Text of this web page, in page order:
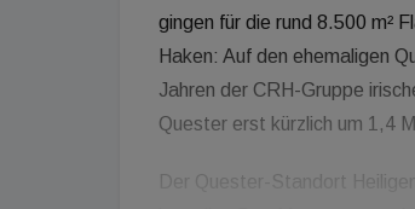
gingen für die rund 8.500 m²
Haken: Auf den ehemaligen
Jahren der CRH-Gruppe
Quester erst kürzlich um 1,4
Der Quester-Standort